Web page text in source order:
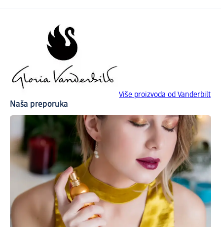
Više proizvoda od Vanderbilt
Naša preporuka